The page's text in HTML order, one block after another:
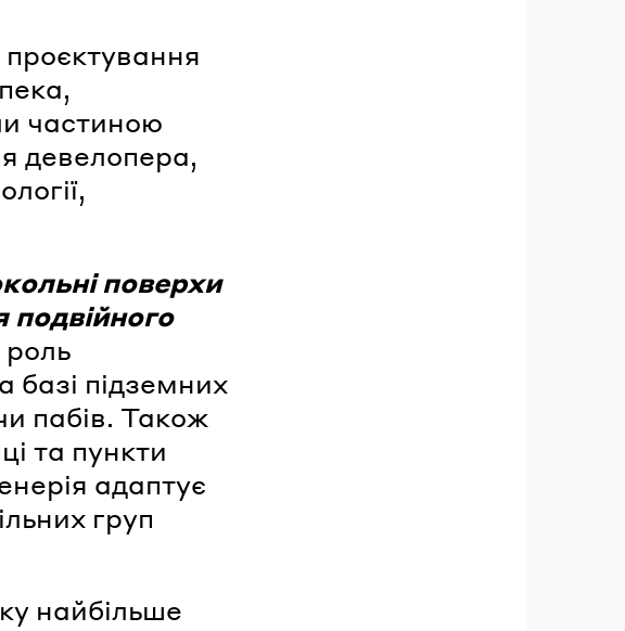
частиною
девелопера,
поверхи
роль
базі підземних
пабів. Також
та пункти
адаптує
груп
найбільше